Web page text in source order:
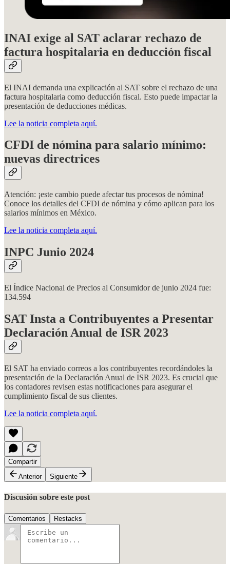
INAI exige al SAT aclarar rechazo de
factura hospitalaria en deducción fiscal
El INAI demanda una explicación al SAT sobre el rechazo de una
factura hospitalaria como deducción fiscal. Esto puede impactar la
presentación de deducciones médicas.
Lee la noticia completa aquí.
CFDI de nómina para salario mínimo:
nuevas directrices
Atención: ¡este cambio puede afectar tus procesos de nómina!
Conoce los detalles del CFDI de nómina y cómo aplican para los
salarios mínimos en México.
Lee la noticia completa aquí.
INPC Junio 2024
El Índice Nacional de Precios al Consumidor de junio 2024 fue:
134.594
SAT Insta a Contribuyentes a Presentar
Declaración Anual de ISR 2023
El SAT ha enviado correos a los contribuyentes recordándoles la
presentación de la Declaración Anual de ISR 2023. Es crucial que
los contadores revisen estas notificaciones para asegurar el
cumplimiento fiscal de sus clientes.
Lee la noticia completa aquí.
Compartir
Anterior
Siguiente
Discusión sobre este post
Comentarios Restacks